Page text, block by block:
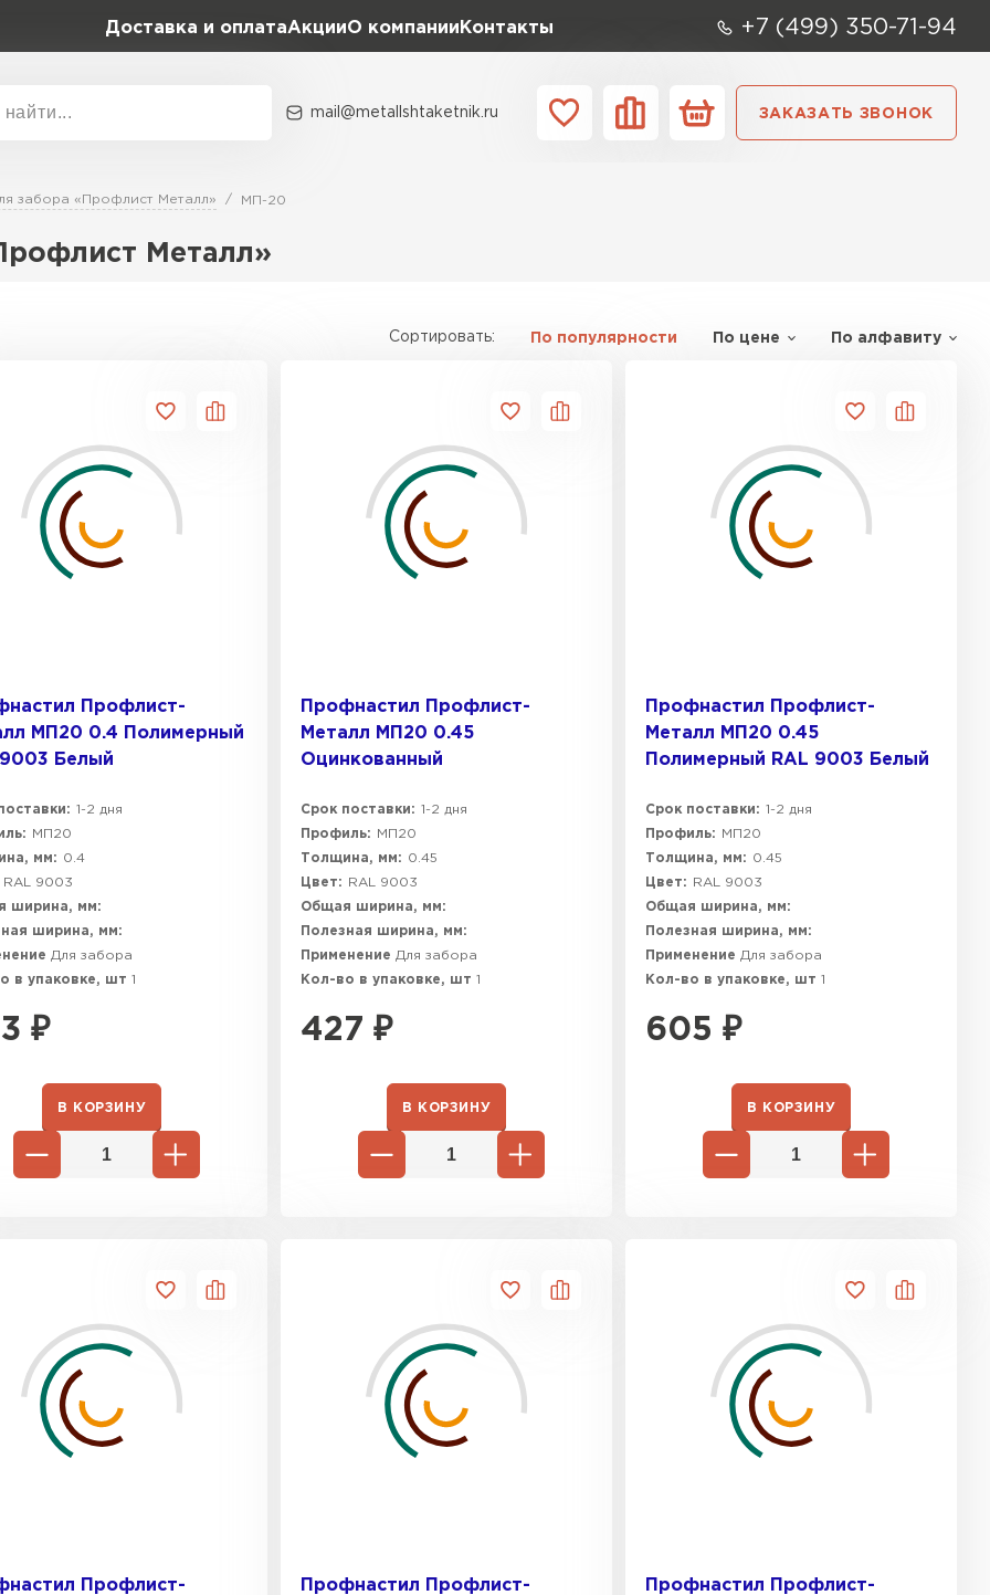
Доставка и оплатаАкцииО компании Контакты +7 (499) 350-71-94
Бренд
mail@metallshtaketnik.ru ЗАКАЗАТЬ ЗВОНОК
забора «Профлист Металл» МП-20
Металл»
Сортировать: По популярности По цене По алфавиту
Профлист-
МП20 0.4 Полимерный
Белый
1-2 дня
МП20
мм:
0.4
RAL 9003
ширина, мм:
ширина, мм:
Для забора
в упаковке, шт 1
₽
В КОРЗИНУ
Профнастил Профлист-
Металл МП20 0.45
Оцинкованный
Срок поставки: 1-2 дня
Профиль:
МП20
Толщина, мм:
0.45
Цвет:
RAL 9003
Общая ширина, мм:
Полезная ширина, мм:
Применение Для забора
Кол-во в упаковке, шт 1
427 ₽
В КОРЗИНУ
Профнастил Профлист-
Металл МП20 0.45
Полимерный RAL 9003 Белый
Срок поставки: 1-2 дня
Профиль:
МП20
Толщина, мм:
0.45
Цвет:
RAL 9003
Общая ширина, мм:
Полезная ширина, мм:
Применение Для забора
Кол-во в упаковке, шт 1
605 ₽
В КОРЗИНУ
Профлист-
Профнастил Профлист-
Профнастил Профлист-